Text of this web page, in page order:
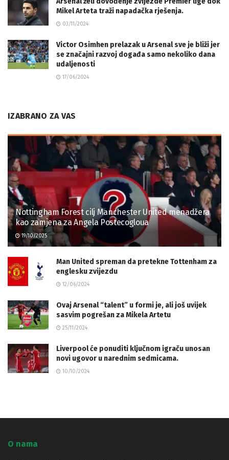
Mikel Arteta traži napadačka rješenja.
03/11/2024
Victor Osimhen prelazak u Arsenal sve je bliži jer
se značajni razvoj događa samo nekoliko dana
udaljenosti
17/06/2024
IZABRANO ZA VAS
Nottingham Forest cilj Manchester United menadžera
kao zamjena za Angela Postecogloua
19/10/2025
Man United spreman da pretekne Tottenham za
englesku zvijezdu
12/06/2024
Ovaj Arsenal “talent” u formi je, ali još uvijek
sasvim pogrešan za Mikela Artetu
25/11/2024
Liverpool će ponuditi ključnom igraču unosan
novi ugovor u narednim sedmicama.
10/10/2024
O nama